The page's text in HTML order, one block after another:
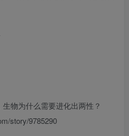
物为什么需要进化出两性？
story/9785290